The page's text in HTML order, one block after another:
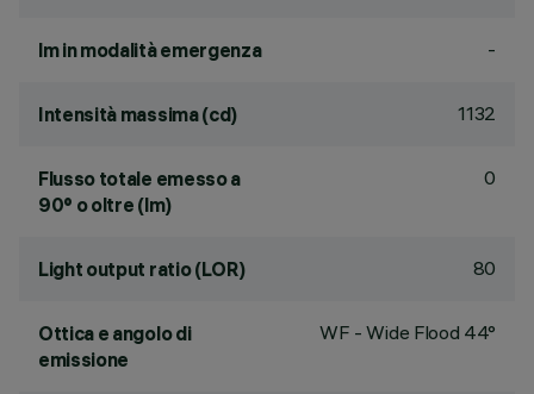
lm in modalità emergenza -
Intensità massima (cd) 1132
Flusso totale emesso a
90° o oltre (lm)
0
Light output ratio (LOR) 80
Ottica e angolo di
emissione
WF - Wide Flood 44°